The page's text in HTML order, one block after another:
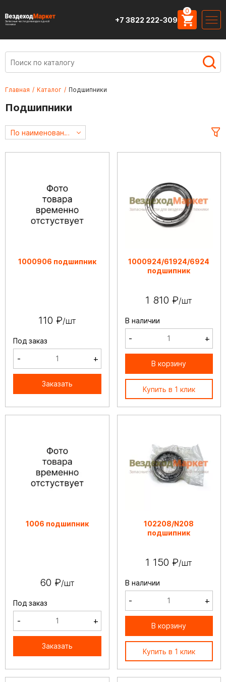
Запасные части для вездеходной
техники
+7 3822 222-309
0
Главная / Каталог / Подшипники
Подшипники
По наименованию А->Я
1000906 подшипник
110 ₽/шт
Под заказ
- +
Заказать
1000924/61924/6924
подшипник
1 810 ₽/шт
В наличии
- +
В корзину
Купить в 1 клик
1006 подшипник
60 ₽/шт
Под заказ
- +
Заказать
102208/N208
подшипник
1 150 ₽/шт
В наличии
- +
В корзину
Купить в 1 клик